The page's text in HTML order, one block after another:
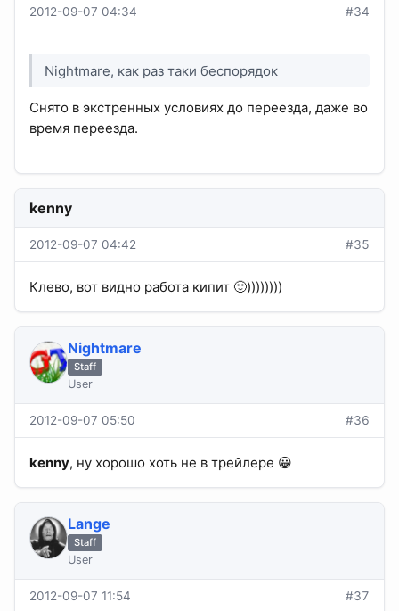
2012-09-07 04:34 #34
Nightmare, как раз таки беспорядок
Снято в экстренных условиях до переезда, даже во
время переезда.
kenny
2012-09-07 04:42 #35
Клево, вот видно работа кипит 🙂))))))))
Nightmare
Staff
User
2012-09-07 05:50 #36
kenny, ну хорошо хоть не в трейлере 😀
Lange
Staff
User
2012-09-07 11:54 #37